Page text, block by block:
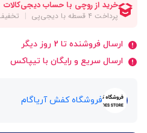
ارسال فروشنده تا 2 روز دیگر
ارسال سریع و رایگان با تیپاکس
فروشگاه کفش آریاگام